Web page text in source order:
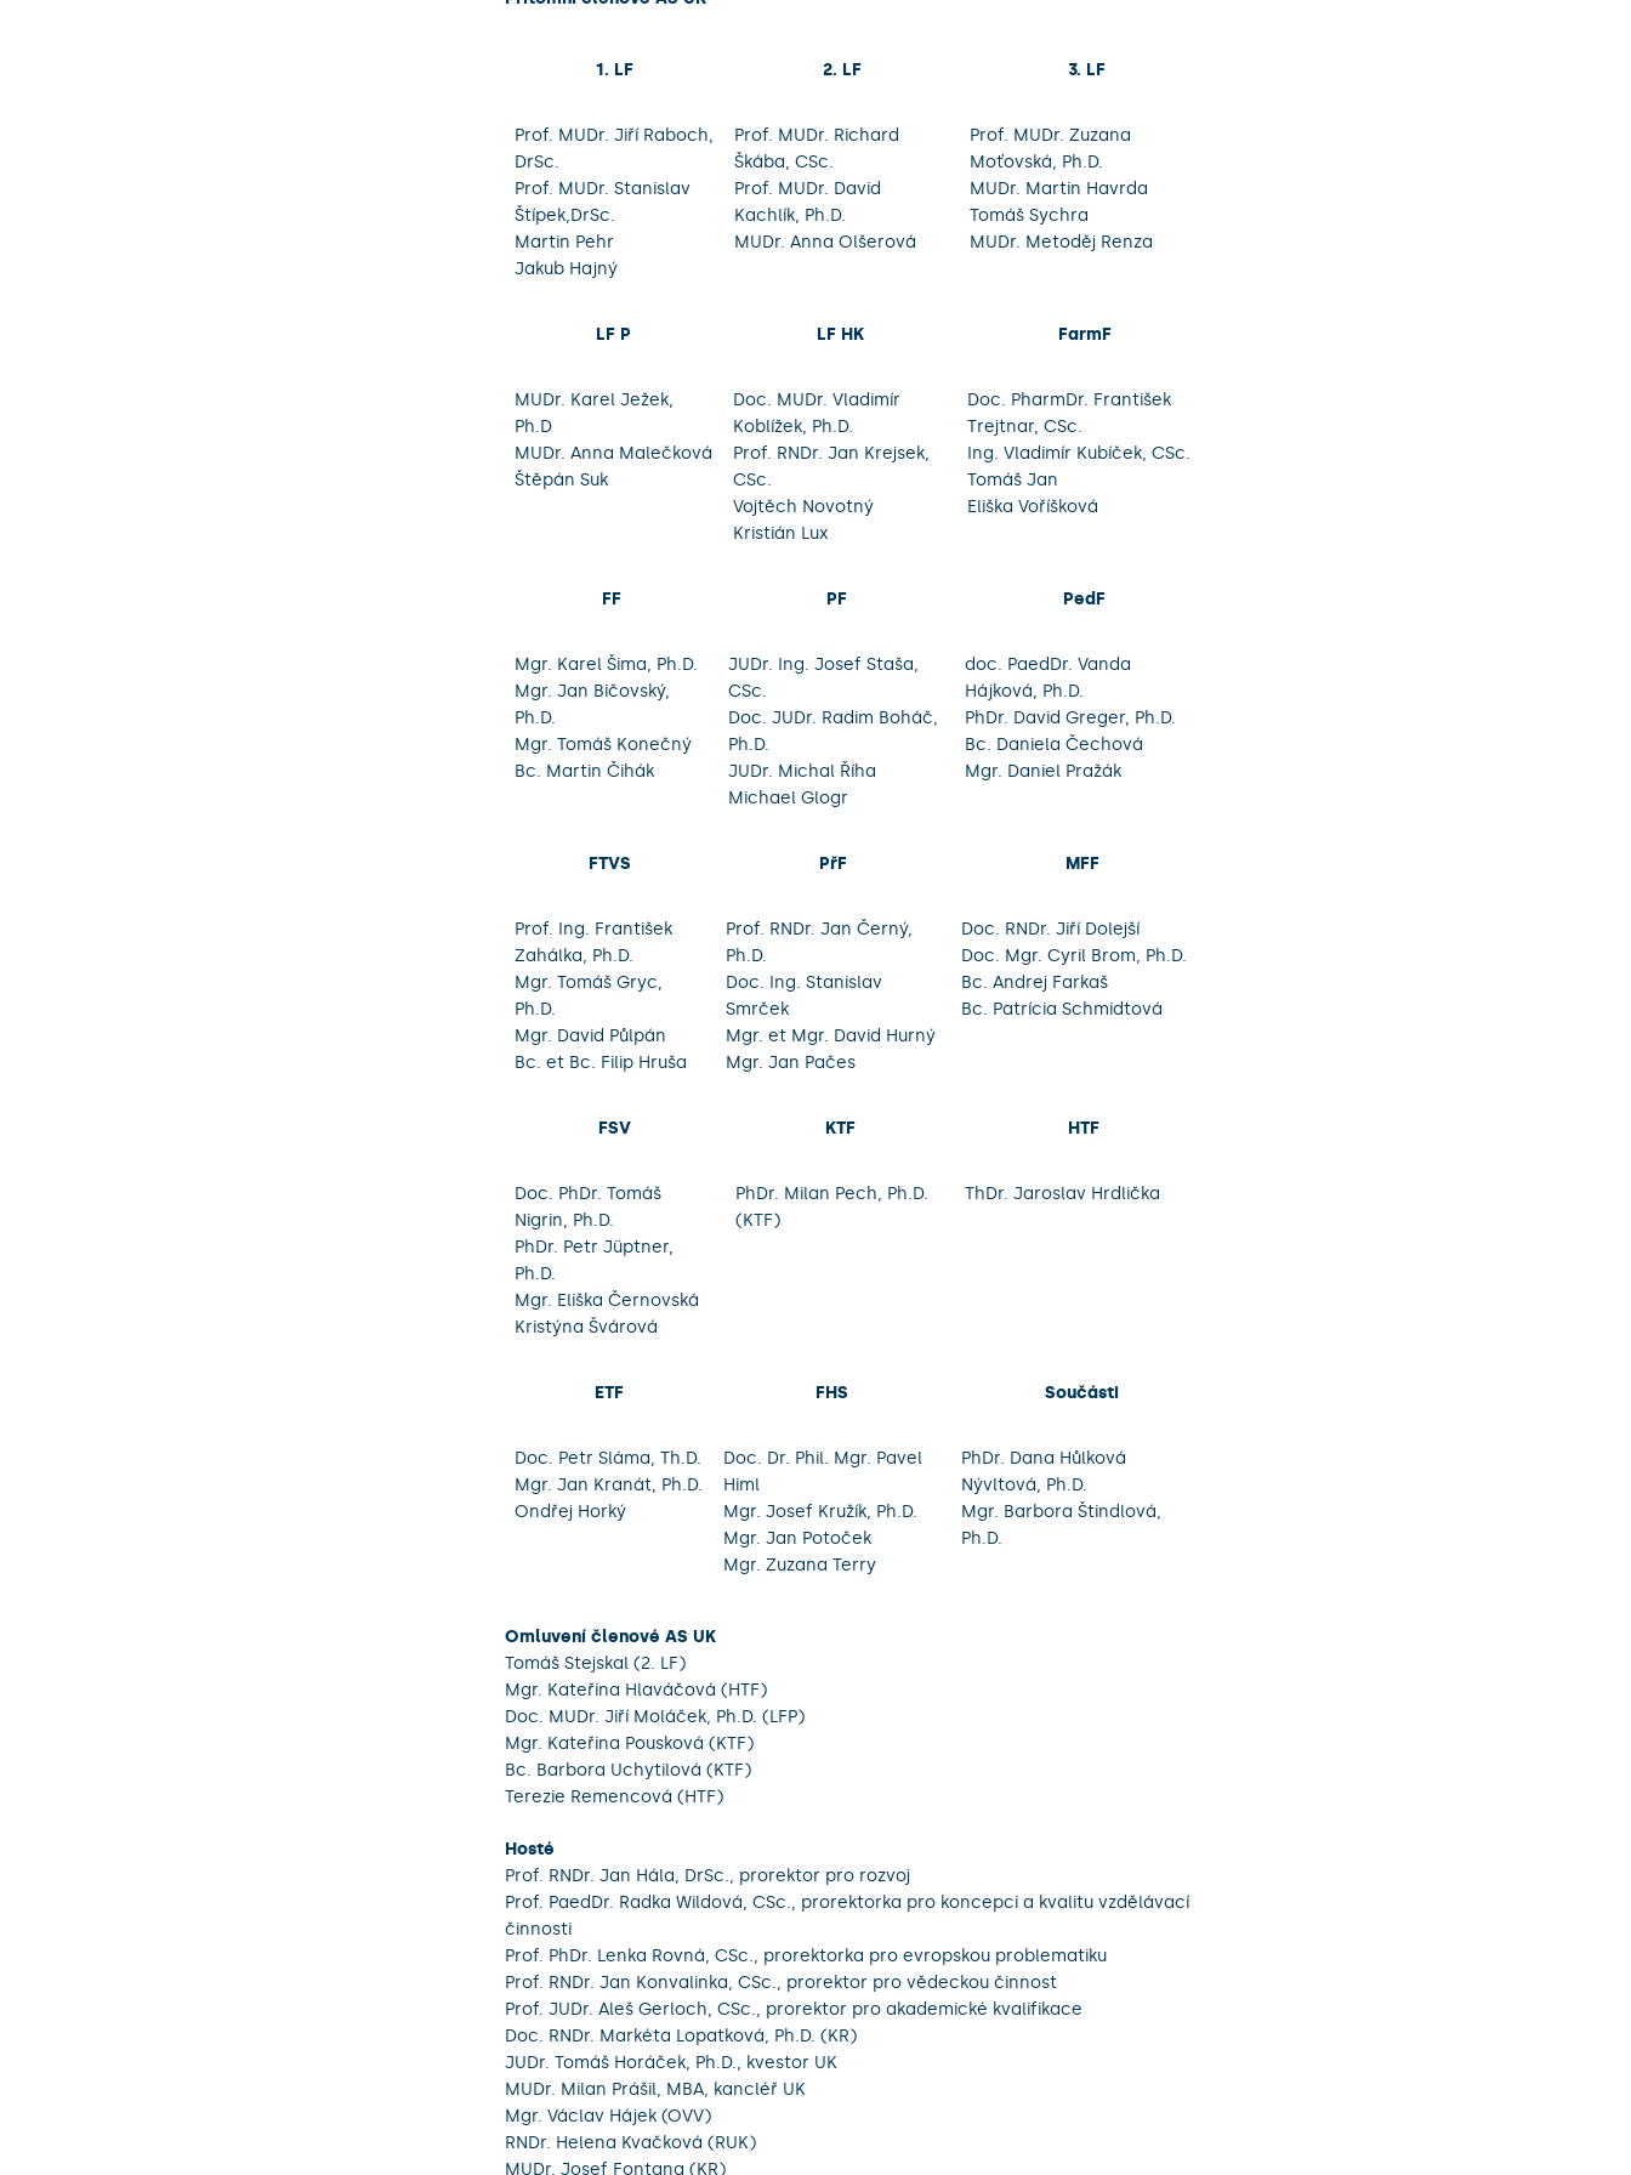
1. LF 2. LF 3. LF
Prof. MUDr. Jiří Raboch,
DrSc.
Prof. MUDr. Stanislav
Štípek,DrSc.
Martin Pehr
Jakub Hajný
Prof. MUDr. Richard
Škába, CSc.
Prof. MUDr. David
Kachlík, Ph.D.
MUDr. Anna Olšerová
Prof. MUDr. Zuzana
Moťovská, Ph.D.
MUDr. Martin Havrda
Tomáš Sychra
MUDr. Metoděj Renza
LF P LF HK FarmF
MUDr. Karel Ježek,
Ph.D
MUDr. Anna Malečková
Štěpán Suk
Doc. MUDr. Vladimír
Koblížek, Ph.D.
Prof. RNDr. Jan Krejsek,
CSc.
Vojtěch Novotný
Kristián Lux
Doc. PharmDr. František
Trejtnar, CSc.
Ing. Vladimír Kubíček, CSc.
Tomáš Jan
Eliška Voříšková
FF PF PedF
Mgr. Karel Šima, Ph.D.
Mgr. Jan Bičovský,
Ph.D.
Mgr. Tomáš Konečný
Bc. Martin Čihák
JUDr. Ing. Josef Staša,
CSc.
Doc. JUDr. Radim Boháč,
Ph.D.
JUDr. Michal Říha
Michael Glogr
doc. PaedDr. Vanda
Hájková, Ph.D.
PhDr. David Greger, Ph.D.
Bc. Daniela Čechová
Mgr. Daniel Pražák
FTVS PřF MFF
Prof. Ing. František
Zahálka, Ph.D.
Mgr. Tomáš Gryc,
Ph.D.
Mgr. David Půlpán
Bc. et Bc. Filip Hruša
Prof. RNDr. Jan Černý,
Ph.D.
Doc. Ing. Stanislav
Smrček
Mgr. et Mgr. David Hurný
Mgr. Jan Pačes
Doc. RNDr. Jiří Dolejší
Doc. Mgr. Cyril Brom, Ph.D.
Bc. Andrej Farkaš
Bc. Patrícia Schmidtová
FSV KTF HTF
Doc. PhDr. Tomáš
Nigrin, Ph.D.
PhDr. Petr Jüptner,
Ph.D.
Mgr. Eliška Černovská
Kristýna Švárová
PhDr. Milan Pech, Ph.D.
(KTF)
ThDr. Jaroslav Hrdlička
ETF FHS Součásti
Doc. Petr Sláma, Th.D.
Mgr. Jan Kranát, Ph.D.
Ondřej Horký
Doc. Dr. Phil. Mgr. Pavel
Himl
Mgr. Josef Kružík, Ph.D.
Mgr. Jan Potoček
Mgr. Zuzana Terry
PhDr. Dana Hůlková
Nývltová, Ph.D.
Mgr. Barbora Štindlová,
Ph.D.
Omluvení členové AS UK
Tomáš Stejskal (2. LF)
Mgr. Kateřina Hlaváčová (HTF)
Doc. MUDr. Jiří Moláček, Ph.D. (LFP)
Mgr. Kateřina Pousková (KTF)
Bc. Barbora Uchytilová (KTF)
Terezie Remencová (HTF)
Hosté
Prof. RNDr. Jan Hála, DrSc., prorektor pro rozvoj
Prof. PaedDr. Radka Wildová, CSc., prorektorka pro koncepci a kvalitu vzdělávací
činnosti
Prof. PhDr. Lenka Rovná, CSc., prorektorka pro evropskou problematiku
Prof. RNDr. Jan Konvalinka, CSc., prorektor pro vědeckou činnost
Prof. JUDr. Aleš Gerloch, CSc., prorektor pro akademické kvalifikace
Doc. RNDr. Markéta Lopatková, Ph.D. (KR)
JUDr. Tomáš Horáček, Ph.D., kvestor UK
MUDr. Milan Prášil, MBA, kancléř UK
Mgr. Václav Hájek (OVV)
RNDr. Helena Kvačková (RUK)
MUDr. Josef Fontana (KR)